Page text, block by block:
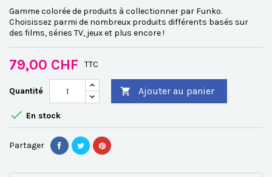
Gamme colorée de produits à collectionner par Funko.
Choisissez parmi de nombreux produits différents basés sur
des films, séries TV, jeux et plus encore !
79,00 CHF TTC
Quantité  Ajouter au panier
 En stock
Partager